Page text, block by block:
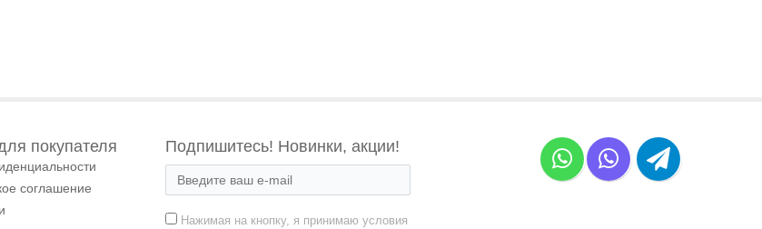
покупателя
соглашение
Подпишитесь! Новинки, акции!
Нажимая на кнопку, я принимаю условия